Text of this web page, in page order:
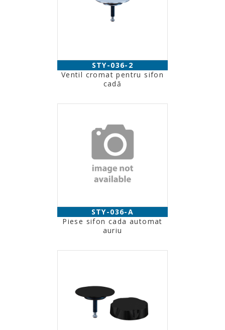
STY-036-2
Ventil cromat pentru sifon
cadă
STY-036-A
Piese sifon cada automat
auriu